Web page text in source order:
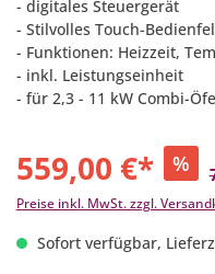
- digitales Steuergerät
- Stilvolles Touch-
- Funktionen: Heizzeit,
- inkl. Leistungseinheit
- für 2,3 - 11 kW Combi-
559,00 €* %
Preise inkl. MwSt. zzgl.
Sofort verfügbar,